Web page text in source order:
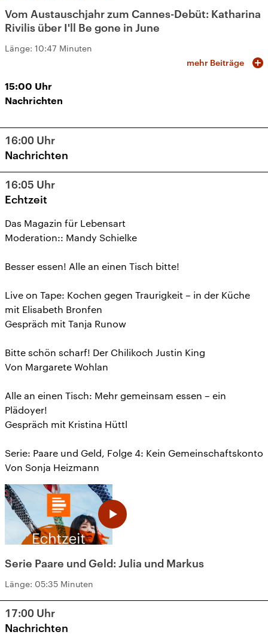
Vom Austauschjahr zum Cannes-Debüt: Katharina
Rivilis über I'll Be gone in June
Länge: 10:47 Minuten
mehr Beiträge
15:00 Uhr
Nachrichten
16:00 Uhr
Nachrichten
16:05 Uhr
Echtzeit
Das Magazin für Lebensart
Moderation:: Mandy Schielke
Besser essen! Alle an einen Tisch bitte!
Live on Tape: Kochen gegen Traurigkeit – in der Küche
mit Elisabeth Bronfen
Gespräch mit Tanja Runow
Bitte schön scharf! Der Chilikoch Justin King
Von Margarete Wohlan
Alle an einen Tisch: Mehr gemeinsam essen – ein
Plädoyer!
Gespräch mit Kristina Hüttl
Serie: Paare und Geld, Folge 4: Kein Gemeinschaftskonto
Von Sonja Heizmann
Serie Paare und Geld: Julia und Markus
Länge: 05:35 Minuten
17:00 Uhr
Nachrichten